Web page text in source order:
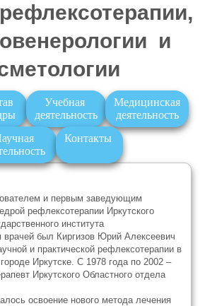
и
Учебная
деятельность
Медицинская
деятельность
Контакты
и первым заведующим
рефлексотерапии Иркутского
института
врачей был Киргизов Юрий Алексеевич
и практической рефлексотерапии в
Иркутске. С 1978 года по 2002 –
Иркутского Областного отдела
освоение нового метода лечения